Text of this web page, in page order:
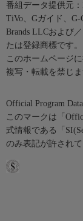
番組データ提供元
TiVo、Gガイド、
Brands LLCおよび
たは登録商標です。
このホームページ
複写・転載を禁じま
Official Program
このマークは「
式情報である「
のみ表記が許されて